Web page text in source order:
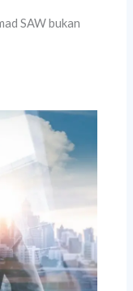
SAW bukan